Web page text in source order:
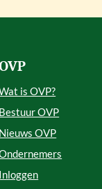
is OVP?
Bestuur OVP
Nieuws OVP
Inloggen